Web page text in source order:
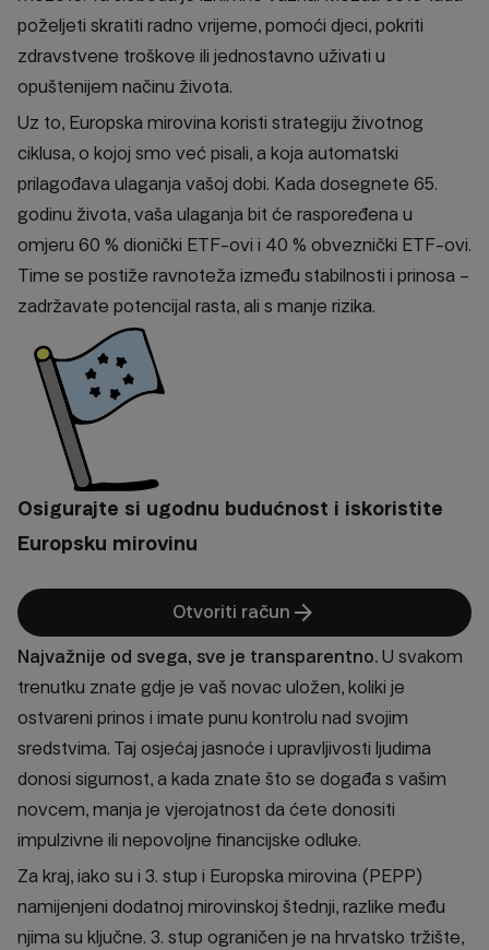
poželjeti skratiti radno vrijeme, pomoći djeci, pokriti
zdravstvene troškove ili jednostavno uživati u
opuštenijem načinu života.
Uz to, Europska mirovina koristi strategiju životnog
ciklusa, o kojoj smo već pisali, a koja automatski
prilagođava ulaganja vašoj dobi. Kada dosegnete 65.
godinu života, vaša ulaganja bit će raspoređena u
omjeru 60 % dionički ETF-ovi i 40 % obveznički ETF-ovi.
Time se postiže ravnoteža između stabilnosti i prinosa –
zadržavate potencijal rasta, ali s manje rizika.
Osigurajte si ugodnu budućnost i iskoristite
Europsku mirovinu
Otvoriti račun arrow_forward
Najvažnije od svega, sve je transparentno. U svakom
trenutku znate gdje je vaš novac uložen, koliki je
ostvareni prinos i imate punu kontrolu nad svojim
sredstvima. Taj osjećaj jasnoće i upravljivosti ljudima
donosi sigurnost, a kada znate što se događa s vašim
novcem, manja je vjerojatnost da ćete donositi
impulzivne ili nepovoljne financijske odluke.
Za kraj, iako su i 3. stup i Europska mirovina (PEPP)
namijenjeni dodatnoj mirovinskoj štednji, razlike među
njima su ključne. 3. stup ograničen je na hrvatsko tržište,